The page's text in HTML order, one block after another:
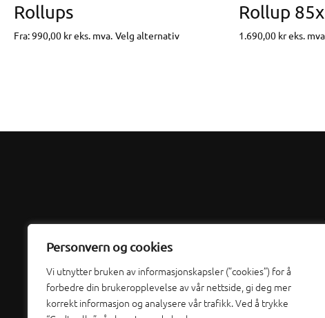
Personvern og cookies
Vi utnytter bruken av informasjonskapsler (”cookies”) for å
forbedre din brukeropplevelse av vår nettside, gi deg mer
korrekt informasjon og analysere vår trafikk. Ved å trykke
Rollups
Fra:990,00 kreks. mva. Velg alternativDette
kan
Rollup
1.690,00 kreks.
Org nr 992 433 388 MVA
Hegdalveien 65b, Larvik
post@utd.no
33 11 11 30